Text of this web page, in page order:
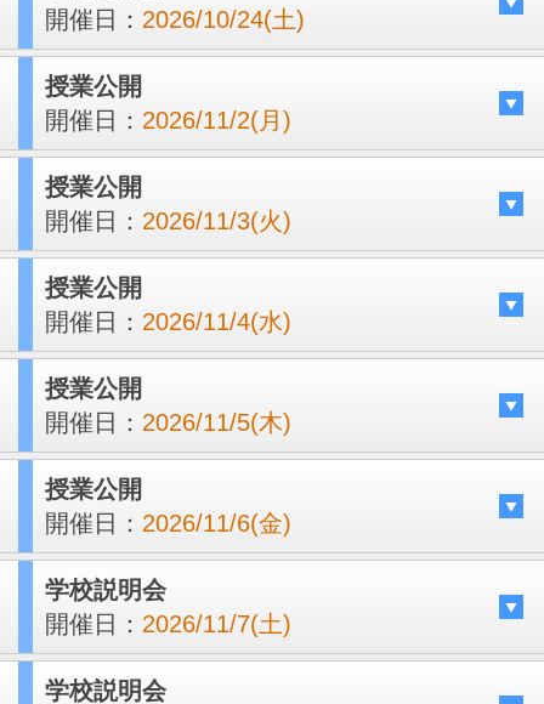
開催日： 2026/10/24(土)
授業公開
開催日： 2026/11/2(月)
授業公開
開催日： 2026/11/3(火)
授業公開
開催日： 2026/11/4(水)
授業公開
開催日： 2026/11/5(木)
授業公開
開催日： 2026/11/6(金)
学校説明会
開催日： 2026/11/7(土)
学校説明会